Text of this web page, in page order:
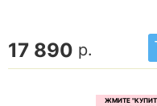
17 890 р.